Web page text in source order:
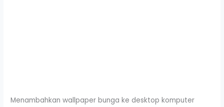
Menambahkan wallpaper bunga ke desktop komputer